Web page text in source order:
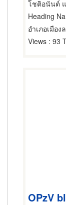
โชติอนันต์
Heading
อำเภอเมือง
Views : 93
OPzV